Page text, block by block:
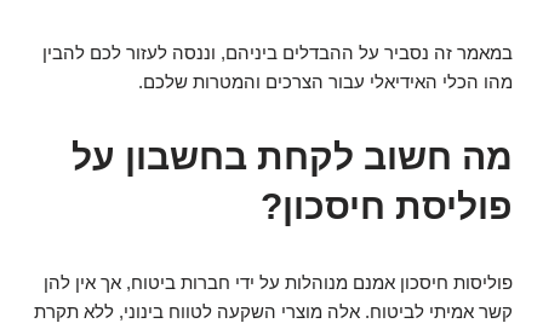
במאמר זה נסביר על ההבדלים ביניהם, וננסה לעזור לכם להבין
מהו הכלי האידיאלי עבור הצרכים והמטרות שלכם.
מה חשוב לקחת בחשבון על
פוליסת חיסכון?
פוליסות חיסכון אמנם מנוהלות על ידי חברות ביטוח, אך אין להן
קשר אמיתי לביטוח. אלה מוצרי השקעה לטווח בינוני, ללא תקרת